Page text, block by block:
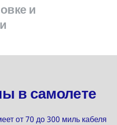
и
в самолете
от 70 до 300 миль кабеля